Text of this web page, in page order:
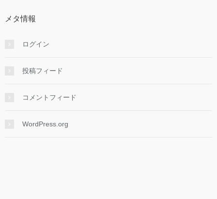
メタ情報
ログイン
投稿フィード
コメントフィード
WordPress.org